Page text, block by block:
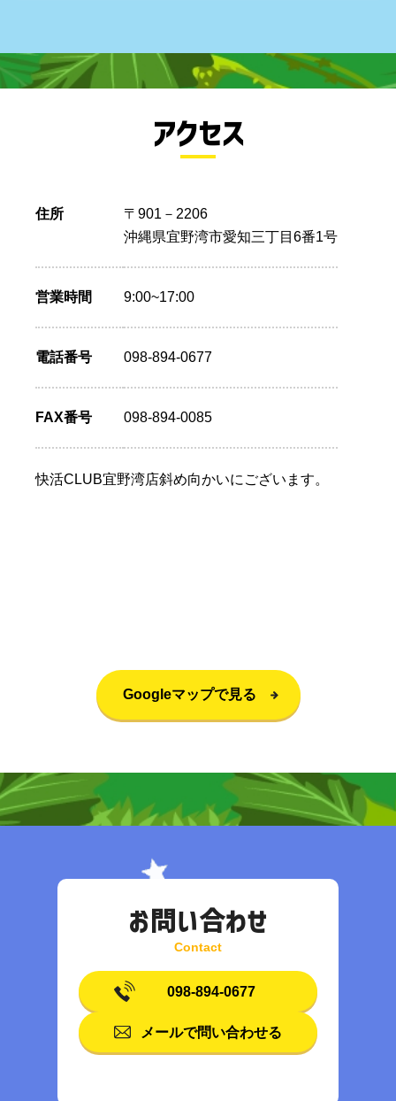
アクセス
住所
〒901－2206
沖縄県宜野湾市愛知三丁目6番1号
営業時間 9:00~17:00
電話番号 098-894-0677
FAX番号 098-894-0085
快活CLUB宜野湾店斜め向かいにございます。
Googleマップで見る
お問い合わせ
098-894-0677
メールで問い合わせる